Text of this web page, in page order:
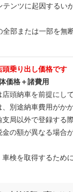
ンツに起因するい
部または一部を無
乗り出し価格です
価格＋諸費用
頭納車を前提にし
別途納車費用がか
局以外で登録する
の額が異なる場合
検を取得するため